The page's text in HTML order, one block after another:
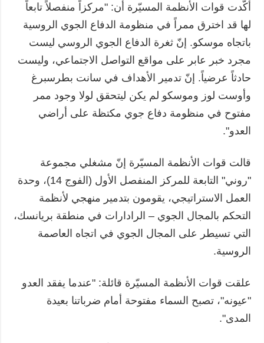
أكّدت قوات الأنظمة المسيّرة أن: "مركزاً منفصلاً تابعاً
لها قد اخترق ممراً في منظومة الدفاع الجوي الروسية
باتجاه موسكو. إنّ ثغرة الدفاع الجوي الروسي ليست
مجرد خبر عابر على مواقع التواصل الاجتماعي، وليست
حادثاً عرضياً. إنّ تدمير الأهداف في سانت بطرسبرغ
وأوست لوز وموسكو لم يكن ليتحقق لولا وجود ممر
مفتوح في منظومة دفاع جوي مكتظة على أراضي
العدو".
قالت قوات الأنظمة المسيّرة إنّ مشغلي مجموعة
"روني" التابعة للمركز المنفصل الأول (الفوج 14)، وحدة
العمل الاستراتيجي، يقومون بتدمير منهجي لأنظمة
التحكم بالمجال الجوي – الرادارات في منطقة بريانسك،
التي تسيطر على المجال الجوي في اتجاه العاصمة
الروسية.
علقت قوات الأنظمة المسيّرة قائلة: "عندما يفقد العدو
"عيونه"، تصبح السماء مفتوحة أمام ضرباتنا بعيدة
المدى".